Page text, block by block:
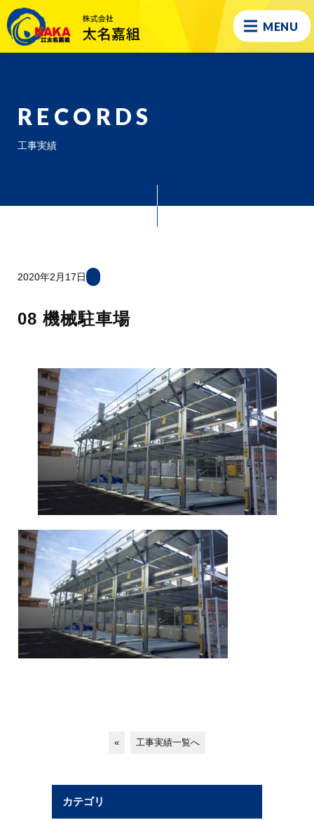
MENU
RECORDS
工事実績
2020年2月17日
08 機械駐車場
« 工事実績一覧へ
カテゴリ